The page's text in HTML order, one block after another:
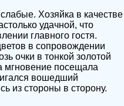
Хозяйка в качестве
удачной, что
главного гостя.
в сопровождении
очки в тонкой золотой
мгновение посещала
вошедший
из стороны в сторону.